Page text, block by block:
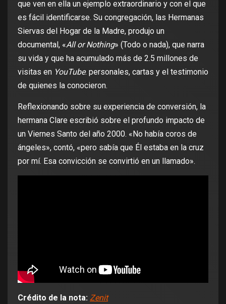
que ven en ella un ejemplo extraordinario y con el que
es fácil identificarse. Su congregación, las Hermanas
Siervas del Hogar de la Madre, produjo un
documental, «All or Nothing» (Todo o nada), que narra
su vida y que ha acumulado más de 2.5 millones de
visitas en YouTube. personales, cartas y el testimonio
de quienes la conocieron.
Reflexionando sobre su experiencia de conversión, la
hermana Clare escribió sobre el profundo impacto de
un Viernes Santo del año 2000. «No había coros de
ángeles», contó, «pero sabía que Él estaba en la cruz
por mí. Esa convicción se convirtió en un llamado».
Crédito de la nota: Zenit